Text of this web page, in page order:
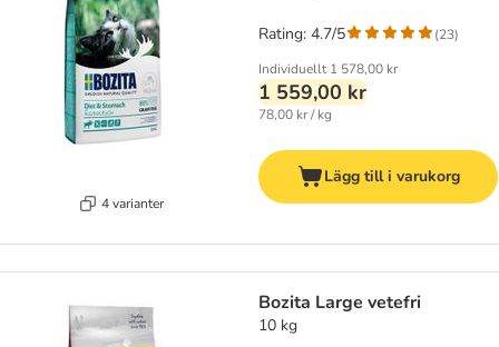
4 varianter
Individuellt 1 578,00 kr
1 559,00 kr
78,00 kr / kg
Rating: 4.7/5 (23)
Lägg till i varukorg
Bozita Large vetefri
10 kg